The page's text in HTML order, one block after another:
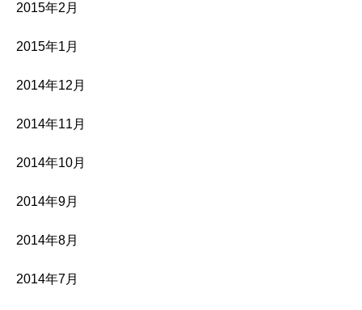
2015年2月
2015年1月
2014年12月
2014年11月
2014年10月
2014年9月
2014年8月
2014年7月